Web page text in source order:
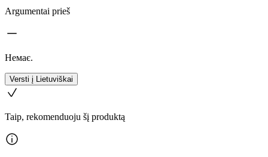
Argumentai prieš
Немає.
Versti į Lietuviškai
Taip, rekomenduoju šį produktą